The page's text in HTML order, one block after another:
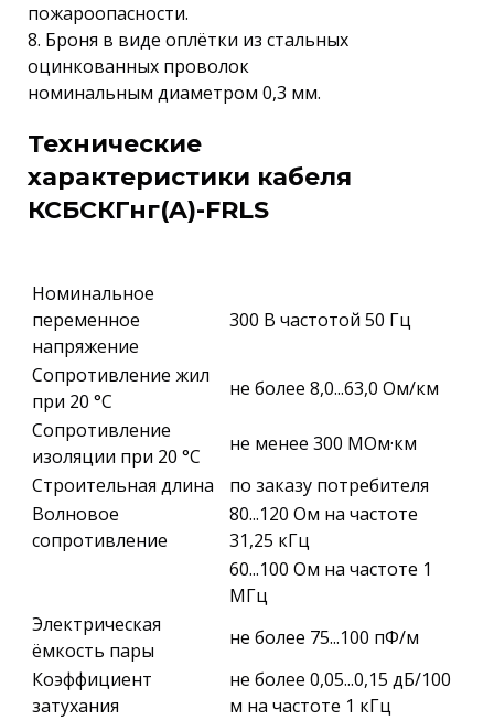
пожароопасности.
8. Броня в виде оплётки из стальных
оцинкованных проволок
номинальным диаметром 0,3 мм.
Технические
характеристики кабеля
КСБСКГнг(A)-FRLS
Номинальное
переменное
напряжение
300 В частотой 50 Гц
Сопротивление жил
при 20 °С
не более 8,0...63,0 Ом/км
Сопротивление
изоляции при 20 °С
не менее 300 МОм·км
Строительная длина
по заказу потребителя
Волновое
сопротивление
80...120 Ом на частоте
31,25 кГц
60...100 Ом на частоте 1
МГц
Электрическая
ёмкость пары
не более 75...100 пФ/м
Коэффициент
затухания
не более 0,05...0,15 дБ/100
м на частоте 1 кГц